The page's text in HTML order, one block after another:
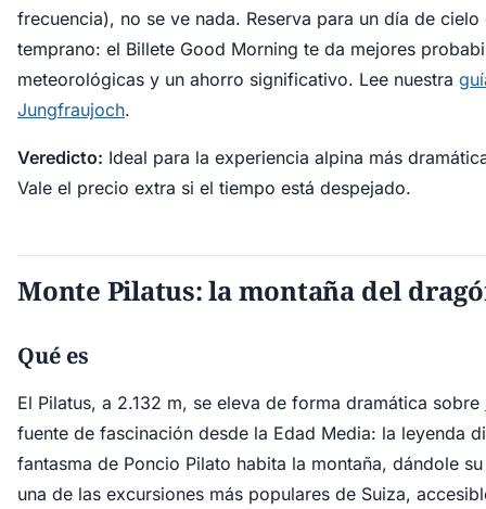
frecuencia), no se ve nada. Reserva para un día de
temprano: el Billete Good Morning te da mejores
meteorológicas y un ahorro significativo. Lee nuestra
Jungfraujoch.
Veredicto: Ideal para la experiencia alpina más
Vale el precio extra si el tiempo está despejado.
Monte Pilatus: la montaña del
Qué es
El Pilatus, a 2.132 m, se eleva de forma dramática sobre
fuente de fascinación desde la Edad Media: la leyenda
fantasma de Poncio Pilato habita la montaña, dándole
una de las excursiones más populares de Suiza,